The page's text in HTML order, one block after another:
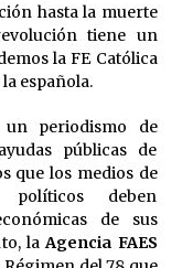
hasta la muerte
tiene un
la FE Católica
española.
un periodismo de
públicas de
que los medios de
deben
de sus
laAgencia FAES